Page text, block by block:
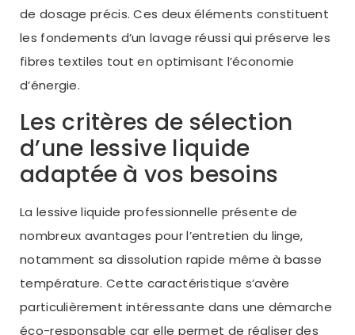
de dosage précis. Ces deux éléments constituent
les fondements d’un lavage réussi qui préserve les
fibres textiles tout en optimisant l’économie
d’énergie.
Les critères de sélection
d’une lessive liquide
adaptée à vos besoins
La lessive liquide professionnelle présente de
nombreux avantages pour l’entretien du linge,
notamment sa dissolution rapide même à basse
température. Cette caractéristique s’avère
particulièrement intéressante dans une démarche
éco-responsable car elle permet de réaliser des